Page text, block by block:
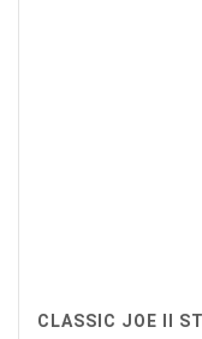
CLASSIC JOE II